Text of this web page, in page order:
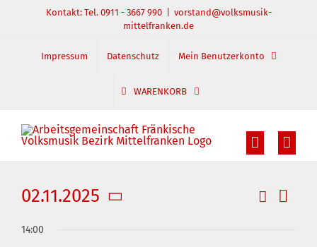
springen
Kontakt: Tel. 0911 - 3667 990
vorstand@volksmusik-
mittelfranken.de
Impressum Datenschutz Mein Benutzerkonto
WARENKORB
Suche
Tag
02.11.2025
wählen.
14:00